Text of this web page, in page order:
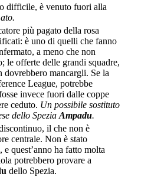
difficile, è venuto fuori alla
più pagato della rosa
è uno di quelli che fanno
a meno che non
le offerte delle grandi squadre,
dovrebbero mancargli. Se la
League, potrebbe
invece fuori dalle coppe
ceduto. Un possibile sostituto
dello Spezia Ampadu.
il che non è
centrale. Non è stato
quest’anno ha fatto molta
potrebbero provare a
dello Spezia.